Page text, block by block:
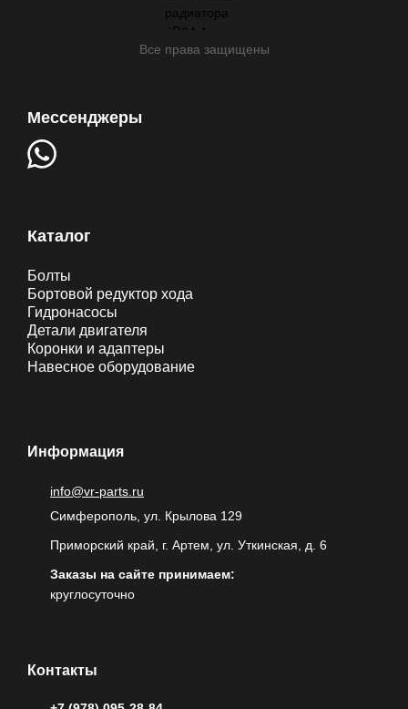
Все права защищены
Мессенджеры
Каталог
Болты
Бортовой редуктор хода
Гидронасосы
Детали двигателя
Коронки и адаптеры
Навесное оборудование
Информация
info@vr-parts.ru
Симферополь, ул. Крылова 129
Приморский край, г. Артем, ул. Уткинская, д. 6
Заказы на сайте принимаем:
круглосуточно
Контакты